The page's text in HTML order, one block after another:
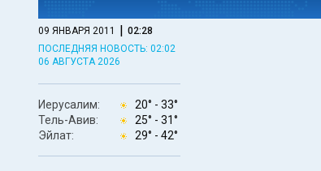
09 ЯНВАРЯ 2011 | 02:28
ПОСЛЕДНЯЯ НОВОСТЬ: 02:02
06 АВГУСТА 2026
Иерусалим: 20° - 33°
Тель-Авив:
25° - 31°
Эйлат:
29° - 42°